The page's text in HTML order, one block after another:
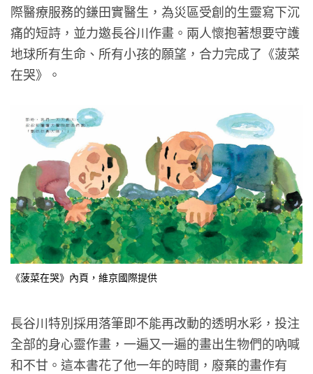
際醫療服務的鎌田實醫生，為災區受創的生靈寫下沉
痛的短詩，並力邀長谷川作畫。兩人懷抱著想要守護
地球所有生命、所有小孩的願望，合力完成了《菠菜
在哭》。
《菠菜在哭》內頁，維京國際提供
長谷川特別採用落筆即不能再改動的透明水彩，投注
全部的身心靈作畫，一遍又一遍的畫出生物們的吶喊
和不甘。這本書花了他一年的時間，廢棄的畫作有